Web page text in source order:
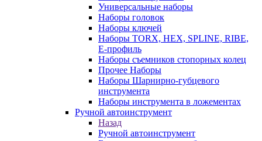
Универсальные наборы
Наборы головок
Наборы ключей
Наборы TORX, HEX, SPLINE, RIBE,
E-профиль
Наборы съемников стопорных колец
Прочее Наборы
Наборы Шарнирно-губцевого
инструмента
Наборы инструмента в ложементах
Ручной автоинструмент
Назад
Ручной автоинструмент